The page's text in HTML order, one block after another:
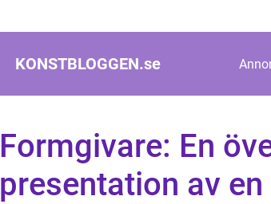
KONSTBLOGGEN.se
Formgivare: En
presentation av en